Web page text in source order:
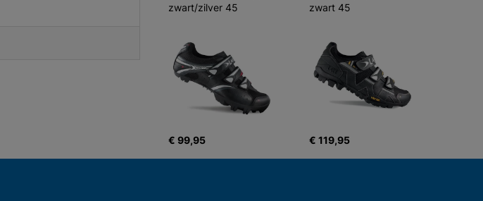
zwart/zilver 45
€ 99,95
zwart 45
€ 119,95